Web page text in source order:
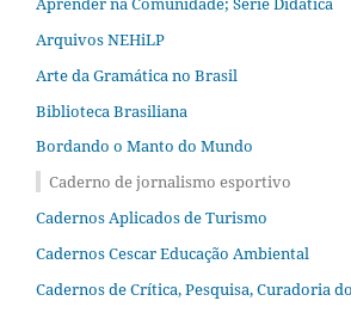
Arquivos NEHiLP
Arte da Gramática no Brasil
Biblioteca Brasiliana
Bordando o Manto do Mundo
Caderno de jornalismo esportivo
Cadernos Aplicados de Turismo
Cadernos Cescar Educação Ambiental
Cadernos de Crítica, Pesquisa, Curadoria